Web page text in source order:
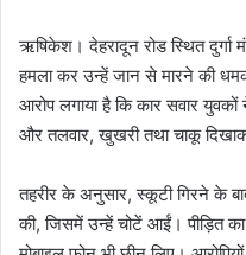
ऋषिकेश। देहरादून रोड स्थित
हमला कर उन्हें जान से मारने की
आरोप लगाया है कि कार सवार
और तलवार, खुखरी तथा चाकू
तहरीर के अनुसार, स्कूटी गिरने के
की, जिसमें उन्हें चोटें आईं। पीड़ित